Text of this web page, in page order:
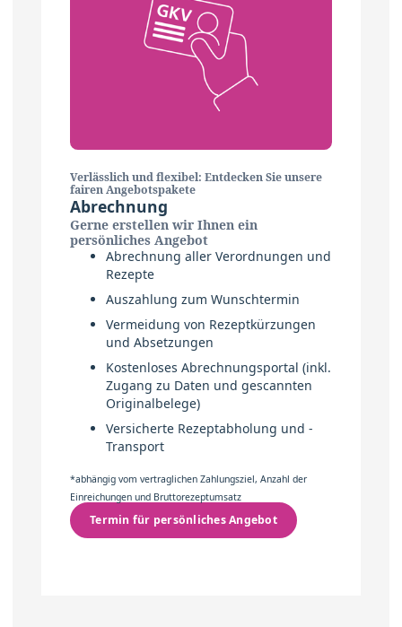
Verlässlich und flexibel: Entdecken Sie unsere
fairen Angebotspakete
Abrechnung
Gerne erstellen wir Ihnen ein
persönliches Angebot
Abrechnung aller Verordnungen und
Rezepte
Auszahlung zum Wunschtermin
Vermeidung von Rezeptkürzungen
und Absetzungen
Kostenloses Abrechnungsportal (inkl.
Zugang zu Daten und gescannten
Originalbelege)
Versicherte Rezeptabholung und -
Transport
*abhängig vom vertraglichen Zahlungsziel, Anzahl der
Einreichungen und Bruttorezeptumsatz
Termin für persönliches Angebot